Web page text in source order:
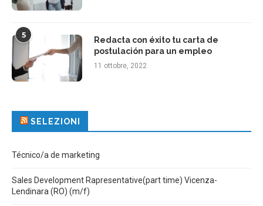
5
Redacta con éxito tu carta de
postulación para un empleo
11 ottobre, 2022
SELEZIONI
Técnico/a de marketing
Sales Development Rapresentative(part time) Vicenza-
Lendinara (RO) (m/f)